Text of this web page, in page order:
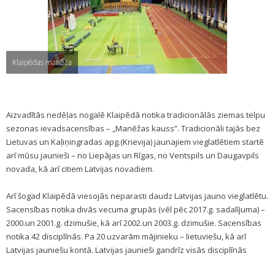
Klaipēdas manēža
Aizvadītās nedēļas nogalē Klaipēdā notika tradicionālās ziemas telpu
sezonas ievadsacensības – „Manēžas kauss”. Tradicionāli tajās bez
Lietuvas un Kaļiņingradas apg.(Krievija) jaunajiem vieglatlētiem startē
arī mūsu jaunieši – no Liepājas un Rīgas, no Ventspils un Daugavpils
novada, kā arī citiem Latvijas novadiem.
Arī šogad Klaipēdā viesojās neparasti daudz Latvijas jauno vieglatlētu.
Sacensības notika divās vecuma grupās (vēl pēc 2017.g. sadalījuma) –
2000.un 2001.g. dzimušie, kā arī 2002.un 2003.g. dzimušie. Sacensības
notika 42 disciplīnās. Pa 20 uzvarām mājinieku – lietuviešu, kā arī
Latvijas jauniešu kontā. Latvijas jaunieši gandrīz visās disciplīnās